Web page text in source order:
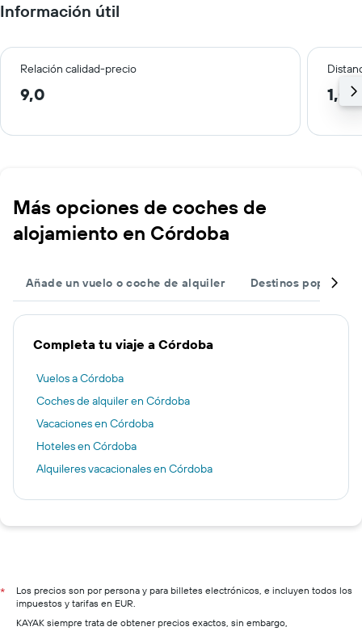
Información útil
Relación calidad-precio
9,0 1,0
Más opciones de coches de
alojamiento en Córdoba
Añade un vuelo o coche de alquiler Destinos populares
Completa tu viaje a Córdoba
Vuelos a Córdoba
Coches de alquiler en Córdoba
Vacaciones en Córdoba
Hoteles en Córdoba
Alquileres vacacionales en Córdoba
*
Los precios son por persona y para billetes electrónicos, e incluyen todos los
impuestos y tarifas en EUR.
KAYAK siempre trata de obtener precios exactos, sin embargo,